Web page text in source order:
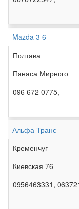
Mazda 3 6
Полтава
Панаса Мирного
096 672 0775,
Альфа Транс
Кременчуг
Киевская 76
0956463331,